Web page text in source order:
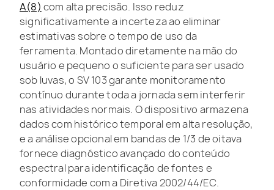
A(8) com alta precisão. Isso reduz
significativamente a incerteza ao eliminar
estimativas sobre o tempo de uso da
ferramenta. Montado diretamente na mão do
usuário e pequeno o suficiente para ser usado
sob luvas, o SV 103 garante monitoramento
contínuo durante toda a jornada sem interferir
nas atividades normais. O dispositivo armazena
dados com histórico temporal em alta resolução,
e a análise opcional em bandas de 1/3 de oitava
fornece diagnóstico avançado do conteúdo
espectral para identificação de fontes e
conformidade com a Diretiva 2002/44/EC.